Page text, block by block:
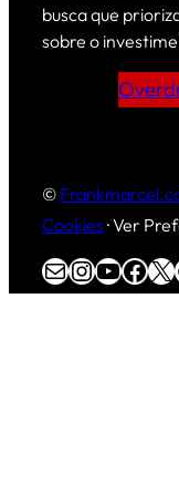
busca que
sobre o
©
Cookies ·Ver
E-mail X